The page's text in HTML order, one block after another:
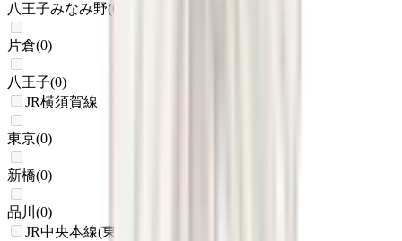
八王子みなみ野(0
片倉(0)
八王子(0)
JR横須賀線
東京(0)
新橋(0)
品川 (0)
JR中央本線(東京～塩尻)